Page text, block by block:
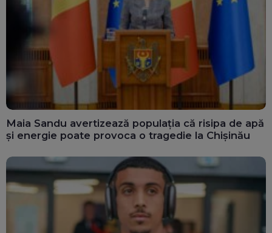
Maia Sandu avertizează populația că risipa de apă
și energie poate provoca o tragedie la Chișinău